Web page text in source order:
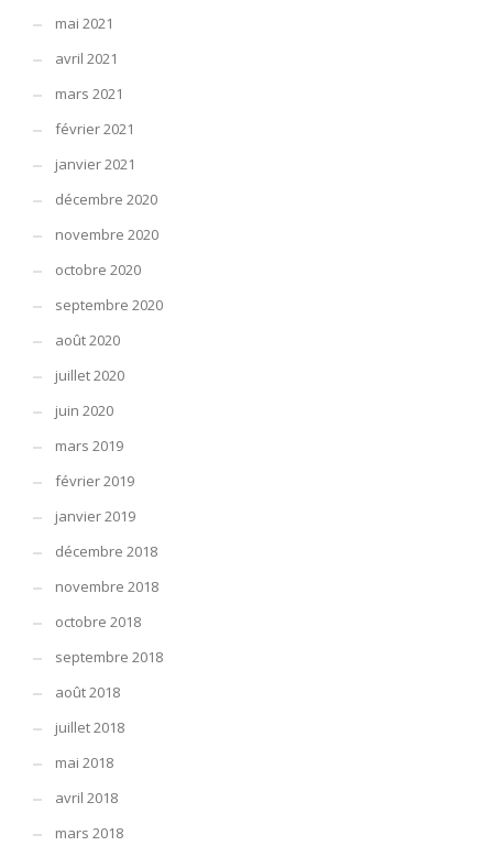
mai 2021
avril 2021
mars 2021
février 2021
janvier 2021
décembre 2020
novembre 2020
octobre 2020
septembre 2020
août 2020
juillet 2020
juin 2020
mars 2019
février 2019
janvier 2019
décembre 2018
novembre 2018
octobre 2018
septembre 2018
août 2018
juillet 2018
mai 2018
avril 2018
mars 2018